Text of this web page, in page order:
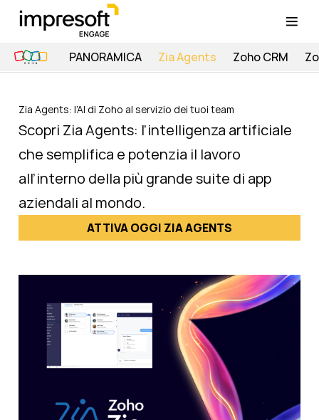
PANORAMICA Zia Agents Zoho CRM
Zia Agents: l’AI di Zoho al servizio dei tuoi team
Scopri Zia Agents: l’intelligenza artificiale
che semplifica e potenzia il lavoro
all’interno della più grande suite di app
aziendali al mondo.
ATTIVA OGGI ZIA AGENTS